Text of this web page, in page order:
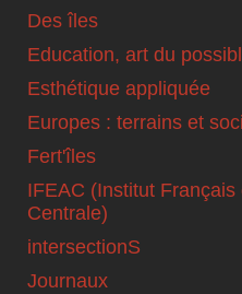
Des îles
Education, art du
Esthétique appliquée
Europes : terrains et
Fert'îles
IFEAC (Institut
Centrale)
intersectionS
Journaux